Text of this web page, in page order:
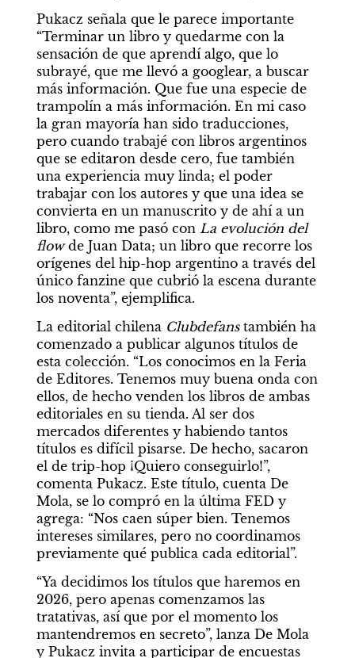
Pukacz señala que le parece importante
“Terminar un libro y quedarme con la
sensación de que aprendí algo, que lo
subrayé, que me llevó a googlear, a buscar
más información. Que fue una especie de
trampolín a más información. En mi caso
la gran mayoría han sido traducciones,
pero cuando trabajé con libros argentinos
que se editaron desde cero, fue también
una experiencia muy linda; el poder
trabajar con los autores y que una idea se
convierta en un manuscrito y de ahí a un
libro, como me pasó con La evolución del
flow de Juan Data; un libro que recorre los
orígenes del hip-hop argentino a través del
único fanzine que cubrió la escena durante
los noventa”, ejemplifica.
La editorial chilena Clubdefans también ha
comenzado a publicar algunos títulos de
esta colección. “Los conocimos en la Feria
de Editores. Tenemos muy buena onda con
ellos, de hecho venden los libros de ambas
editoriales en su tienda. Al ser dos
mercados diferentes y habiendo tantos
títulos es difícil pisarse. De hecho, sacaron
el de trip-hop ¡Quiero conseguirlo!”,
comenta Pukacz. Este título, cuenta De
Mola, se lo compró en la última FED y
agrega: “Nos caen súper bien. Tenemos
intereses similares, pero no coordinamos
previamente qué publica cada editorial”.
“Ya decidimos los títulos que haremos en
2026, pero apenas comenzamos las
tratativas, así que por el momento los
mantendremos en secreto”, lanza De Mola
y Pukacz invita a participar de encuestas